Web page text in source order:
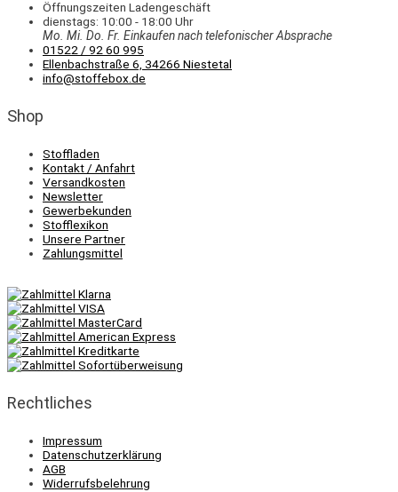
Öffnungszeiten Ladengeschäft
dienstags: 10:00 - 18:00 Uhr
Mo. Mi. Do. Fr. Einkaufennach telefonischer Absprache
01522 / 92 60 995
Ellenbachstraße 6, 34266 Niestetal
info@stoffebox.de
Shop
Stoffladen
Kontakt / Anfahrt
Versandkosten
Newsletter
Gewerbekunden
Stofflexikon
Unsere Partner
Zahlungsmittel
Rechtliches
Impressum
Datenschutzerklärung
AGB
Widerrufsbelehrung